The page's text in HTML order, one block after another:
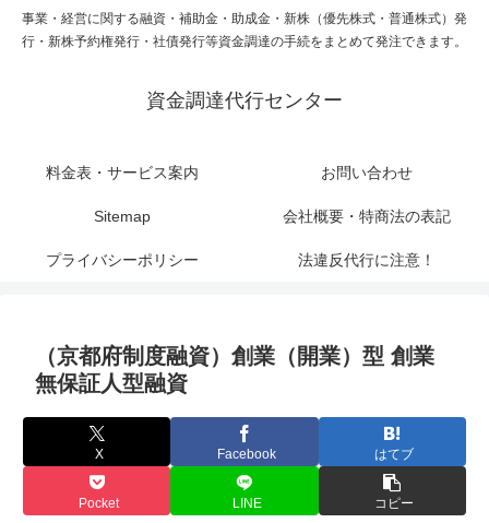
事業・経営に関する融資・補助金・助成金・新株（優先株式・普通株式）発
行・新株予約権発行・社債発行等資金調達の手続をまとめて発注できます。
資金調達代行センター
料金表・サービス案内 お問い合わせ
Sitemap 会社概要・特商法の表記
プライバシーポリシー 法違反代行に注意！
（京都府制度融資）創業（開業）型 創業
無保証人型融資
X Facebook はてブ
Pocket LINE コピー